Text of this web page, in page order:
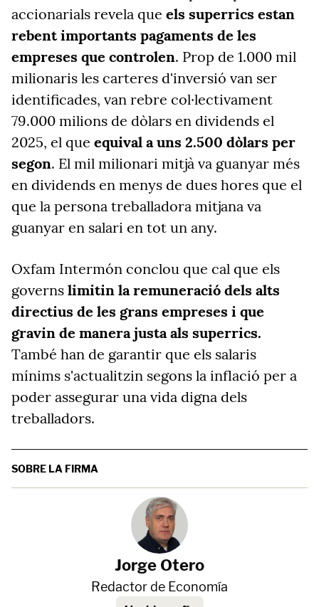
accionarials revela que els superrics estan
rebent importants pagaments de les
empreses que controlen. Prop de 1.000 mil
milionaris les carteres d'inversió van ser
identificades, van rebre col·lectivament
79.000 milions de dòlars en dividends el
2025, el que equival a uns 2.500 dòlars per
segon. El mil milionari mitjà va guanyar més
en dividends en menys de dues hores que el
que la persona treballadora mitjana va
guanyar en salari en tot un any.
Oxfam Intermón conclou que cal que els
governs limitin la remuneració dels alts
directius de les grans empreses i que
gravin de manera justa als superrics.
També han de garantir que els salaris
mínims s'actualitzin segons la inflació per a
poder assegurar una vida digna dels
treballadors.
SOBRE LA FIRMA
Jorge Otero
Redactor de Economía